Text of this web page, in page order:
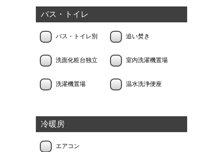
バス・トイレ
バス・トイレ別 追い焚き
洗面化粧台独立 室内洗濯機置場
洗濯機置場 温水洗浄便座
冷暖房
エアコン